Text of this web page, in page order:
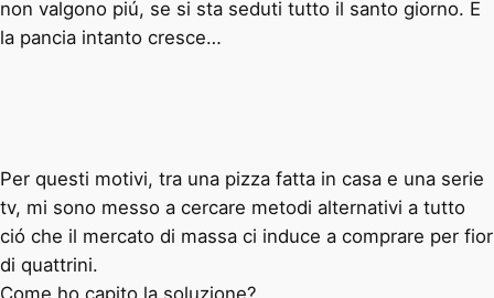
non valgono piú, se si sta seduti tutto il santo giorno. E
la pancia intanto cresce…
Per questi motivi, tra una pizza fatta in casa e una serie
tv, mi sono messo a cercare metodi alternativi a tutto
ció che il mercato di massa ci induce a comprare per fior
di quattrini.